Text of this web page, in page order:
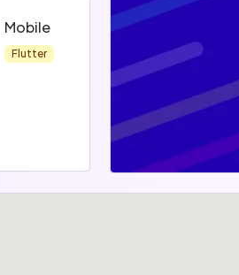
Mobile
Flutter